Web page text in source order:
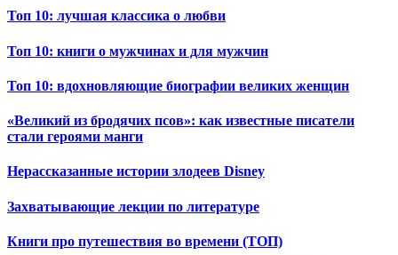
Топ 10: лучшая классика о любви
Топ 10: книги о мужчинах и для мужчин
Топ 10: вдохновляющие биографии великих женщин
«Великий из бродячих псов»: как известные писатели
стали героями манги
Нерассказанные истории злодеев Disney
Захватывающие лекции по литературе
Книги про путешествия во времени (ТОП)